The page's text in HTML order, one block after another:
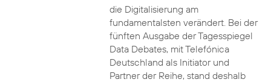
die Digitalisierung am
fundamentalsten verändert. Bei der
fünften Ausgabe der Tagesspiegel
Data Debates, mit Telefónica
Deutschland als Initiator und
Partner der Reihe, stand deshalb